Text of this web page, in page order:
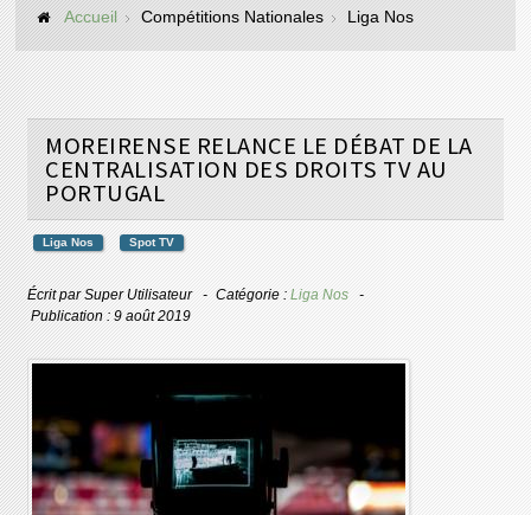
Accueil Compétitions Nationales Liga Nos
MOREIRENSE RELANCE LE DÉBAT DE LA
CENTRALISATION DES DROITS TV AU
PORTUGAL
Liga Nos Spot TV
Écrit parSuper Utilisateur Catégorie :Liga Nos
Publication : 9 août 2019